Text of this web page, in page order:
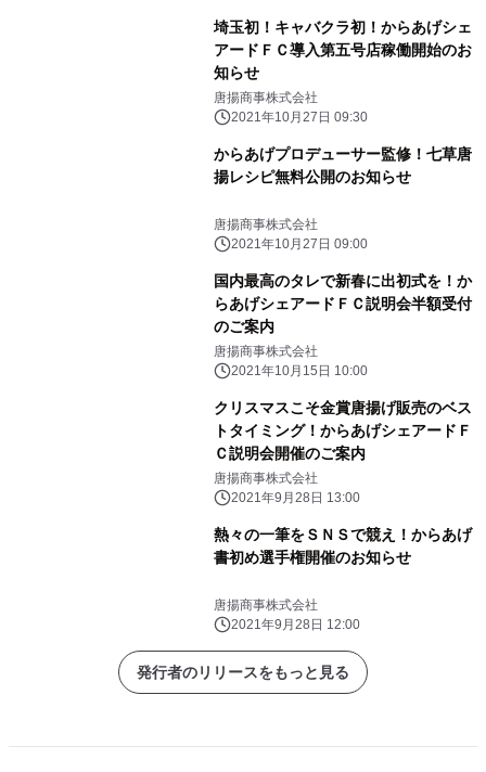
埼玉初！キャバクラ初！からあげシェ
アードＦＣ導入第五号店稼働開始のお
知らせ
唐揚商事株式会社
2021年10月27日 09:30
からあげプロデューサー監修！七草唐
揚レシピ無料公開のお知らせ
唐揚商事株式会社
2021年10月27日 09:00
国内最高のタレで新春に出初式を！か
らあげシェアードＦＣ説明会半額受付
のご案内
唐揚商事株式会社
2021年10月15日 10:00
クリスマスこそ金賞唐揚げ販売のベス
トタイミング！からあげシェアードＦ
Ｃ説明会開催のご案内
唐揚商事株式会社
2021年9月28日 13:00
熱々の一筆をＳＮＳで競え！からあげ
書初め選手権開催のお知らせ
唐揚商事株式会社
2021年9月28日 12:00
発行者のリリースをもっと見る